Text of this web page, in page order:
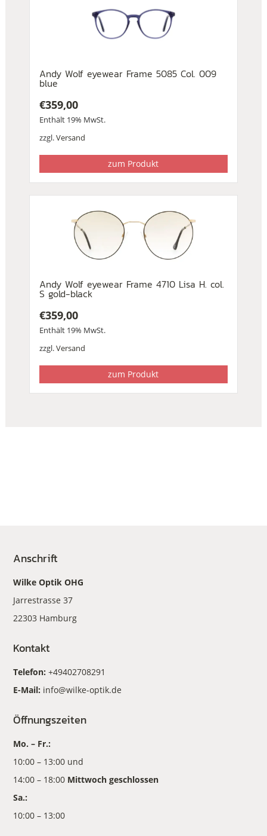
Andy Wolf eyewear Frame 5085 Col. 009
blue
€359,00
Enthält 19% MwSt.
zzgl.Versand
zum Produkt
Andy Wolf eyewear Frame 4710 Lisa H. col.
S gold-black
€359,00
Enthält 19% MwSt.
zzgl.Versand
zum Produkt
Anschrift
Wilke Optik OHG
Jarrestrasse 37
22303 Hamburg
Kontakt
Telefon:+49402708291
E-Mail: info@wilke-optik.de
Öffnungszeiten
Mo. – Fr.:
10:00 – 13:00 und
14:00 – 18:00 Mittwoch geschlossen
Sa.:
10:00 – 13:00